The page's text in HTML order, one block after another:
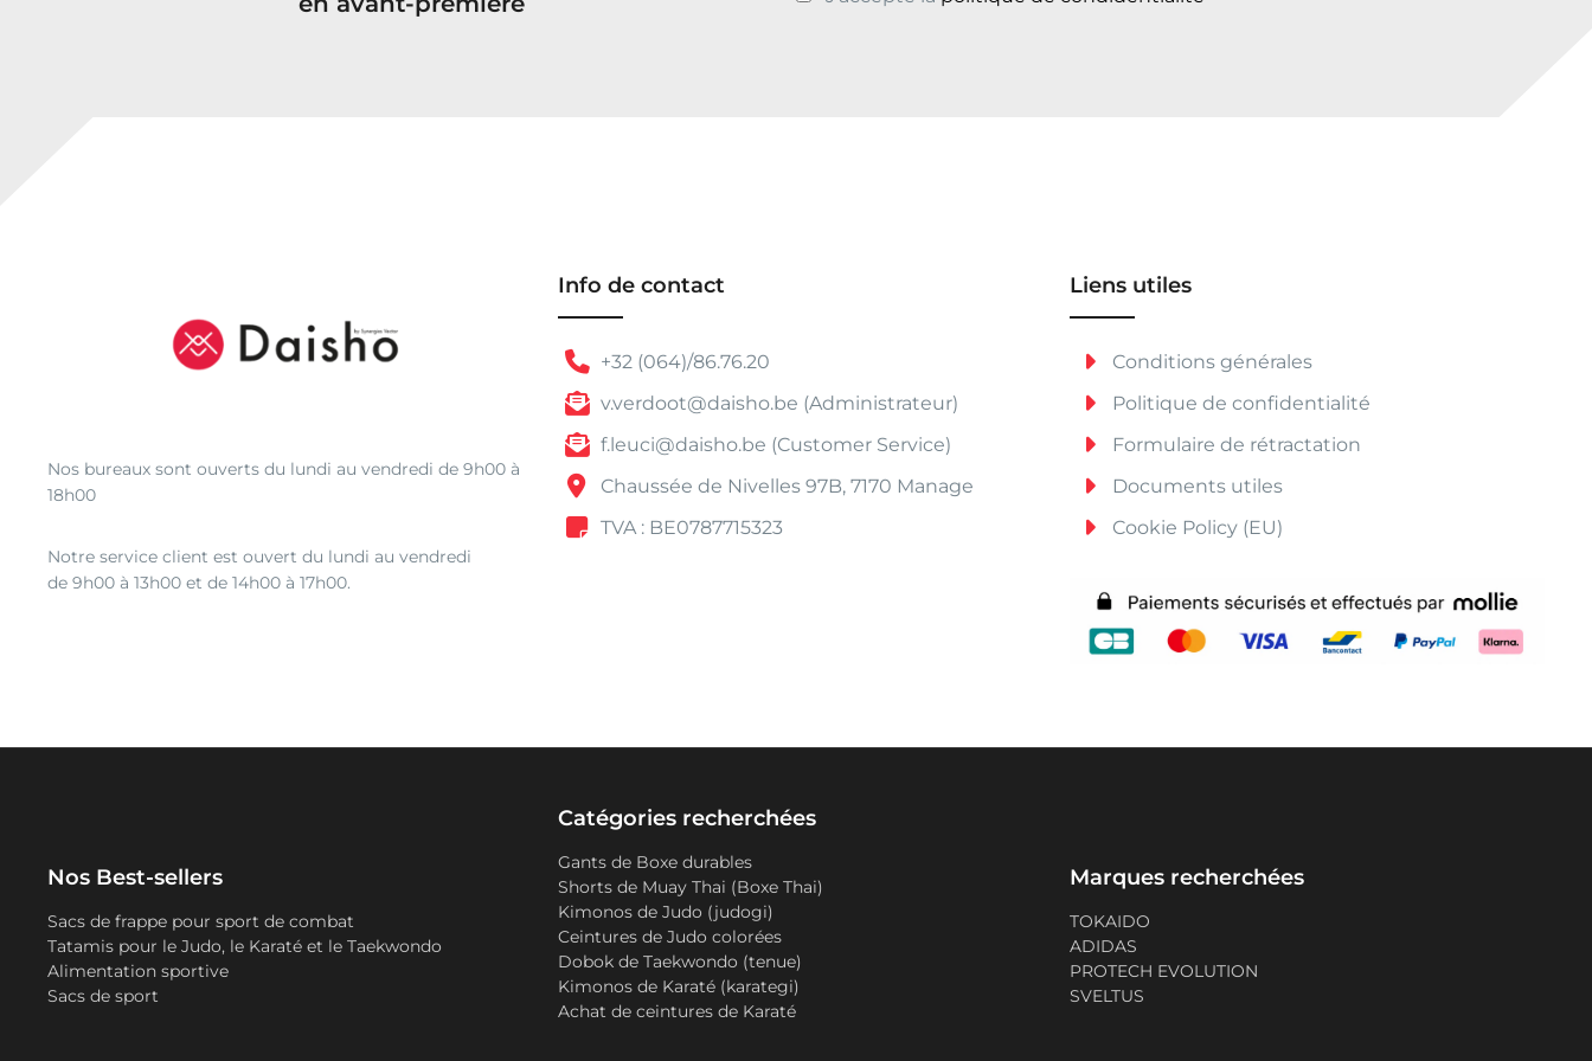
Nos bureaux sont ouverts du lundi au vendredi de 9h00 à
18h00
Notre service client est ouvert du lundi au vendredi
de 9h00 à 13h00 et de 14h00 à 17h00.
Info de contact
+32 (064)/86.76.20
v.verdoot@daisho.be (Administrateur)
f.leuci@daisho.be (Customer Service)
Chaussée de Nivelles 97B, 7170 Manage
TVA : BE0787715323
Liens utiles
Conditions générales
Politique de confidentialité
Formulaire de rétractation
Documents utiles
Cookie Policy (EU)
Nos Best-sellers
Sacs de frappe pour sport de combat
Tatamis pour le Judo, le Karaté et le Taekwondo
Alimentation sportive
Sacs de sport
Catégories recherchées
Gants de Boxe durables
Shorts de Muay Thai (Boxe Thai)
Kimonos de Judo (judogi)
Ceintures de Judo colorées
Dobok de Taekwondo (tenue)
Kimonos de Karaté (karategi)
Achat de ceintures de Karaté
Marques recherchées
TOKAIDO
ADIDAS
PROTECH EVOLUTION
SVELTUS